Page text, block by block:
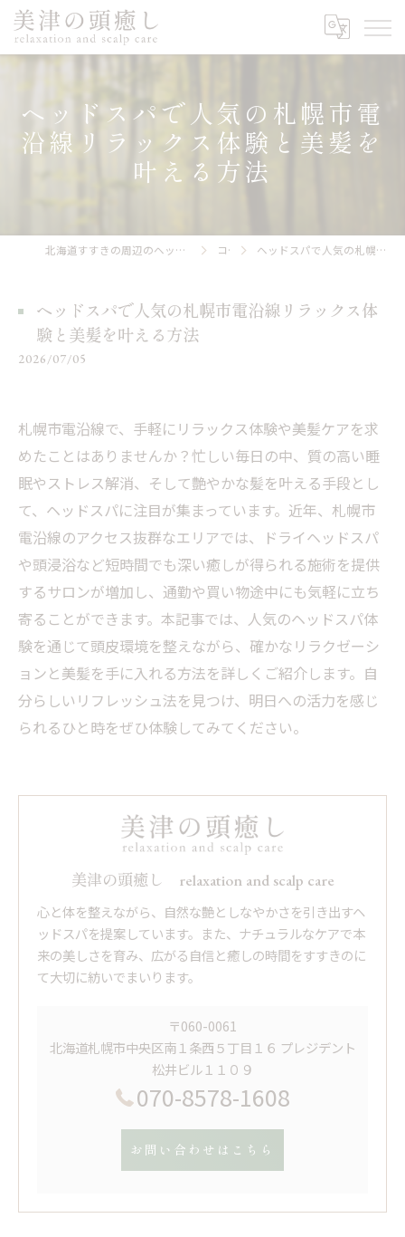
ヘッドスパで人気の札幌市電
沿線リラックス体験と美髪を
叶える方法
北海道すすきの周辺のヘッドスパなら美津の頭癒し relaxation and scalp care コラム ヘッドスパで人気の札幌市電沿線リラックス体験と美髪を叶える方法
ヘッドスパで人気の札幌市電沿線リラックス体
験と美髪を叶える方法
2026/07/05
札幌市電沿線で、手軽にリラックス体験や美髪ケアを求
めたことはありませんか？忙しい毎日の中、質の高い睡
眠やストレス解消、そして艶やかな髪を叶える手段とし
て、ヘッドスパに注目が集まっています。近年、札幌市
電沿線のアクセス抜群なエリアでは、ドライヘッドスパ
や頭浸浴など短時間でも深い癒しが得られる施術を提供
するサロンが増加し、通勤や買い物途中にも気軽に立ち
寄ることができます。本記事では、人気のヘッドスパ体
験を通じて頭皮環境を整えながら、確かなリラクゼーシ
ョンと美髪を手に入れる方法を詳しくご紹介します。自
分らしいリフレッシュ法を見つけ、明日への活力を感じ
られるひと時をぜひ体験してみてください。
美津の頭癒し relaxation and scalp care
心と体を整えながら、自然な艶としなやかさを引き出すヘ
ッドスパを提案しています。また、ナチュラルなケアで本
来の美しさを育み、広がる自信と癒しの時間をすすきのに
て大切に紡いでまいります。
〒060-0061
北海道札幌市中央区南１条西５丁目１６ プレジデント
松井ビル１１０９
070-8578-1608
お問い合わせはこちら